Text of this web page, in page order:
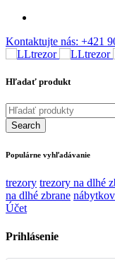
Kontaktujte nás: +421
Hľadať produkt
Populárne vyhľadávanie
trezory trezory na dlhé
na dlhé zbrane
Účet
Prihlásenie